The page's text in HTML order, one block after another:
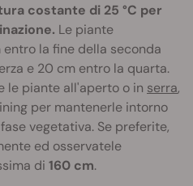
costante di 25 °C per
Le piante
la fine della seconda
e 20 cm entro la quarta.
le piante all'aperto o in serra,
per mantenerle intorno
vegetativa. Se preferite,
ed osservatele
di 160 cm.